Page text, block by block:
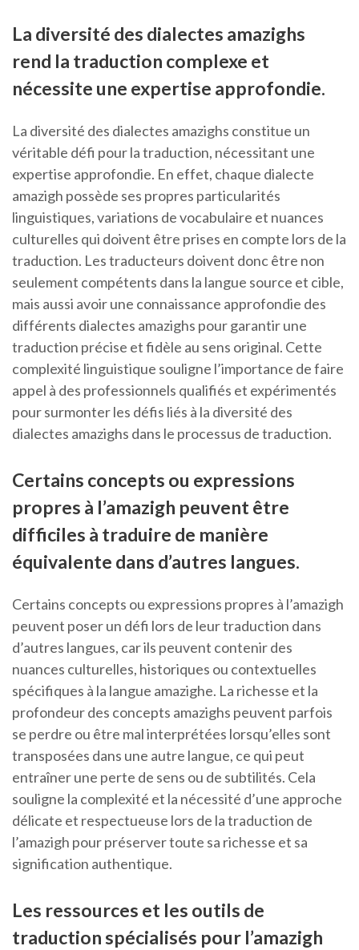
La diversité des dialectes amazighs
rend la traduction complexe et
nécessite une expertise approfondie.
La diversité des dialectes amazighs constitue un
véritable défi pour la traduction, nécessitant une
expertise approfondie. En effet, chaque dialecte
amazigh possède ses propres particularités
linguistiques, variations de vocabulaire et nuances
culturelles qui doivent être prises en compte lors de la
traduction. Les traducteurs doivent donc être non
seulement compétents dans la langue source et cible,
mais aussi avoir une connaissance approfondie des
différents dialectes amazighs pour garantir une
traduction précise et fidèle au sens original. Cette
complexité linguistique souligne l’importance de faire
appel à des professionnels qualifiés et expérimentés
pour surmonter les défis liés à la diversité des
dialectes amazighs dans le processus de traduction.
Certains concepts ou expressions
propres à l’amazigh peuvent être
difficiles à traduire de manière
équivalente dans d’autres langues.
Certains concepts ou expressions propres à l’amazigh
peuvent poser un défi lors de leur traduction dans
d’autres langues, car ils peuvent contenir des
nuances culturelles, historiques ou contextuelles
spécifiques à la langue amazighe. La richesse et la
profondeur des concepts amazighs peuvent parfois
se perdre ou être mal interprétées lorsqu’elles sont
transposées dans une autre langue, ce qui peut
entraîner une perte de sens ou de subtilités. Cela
souligne la complexité et la nécessité d’une approche
délicate et respectueuse lors de la traduction de
l’amazigh pour préserver toute sa richesse et sa
signification authentique.
Les ressources et les outils de
traduction spécialisés pour l’amazigh